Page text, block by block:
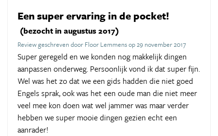
Een super ervaring in de pocket!
(bezocht in augustus 2017)
Review geschreven door Floor Lemmens op 29 november 2017
Super geregeld en we konden nog makkelijk dingen
aanpassen onderweg. Persoonlijk vond ik dat super fijn.
Wel was het zo dat we een gids hadden die niet goed
Engels sprak, ook was het een oude man die niet meer
veel mee kon doen wat wel jammer was maar verder
hebben we super mooie dingen gezien echt een
aanrader!